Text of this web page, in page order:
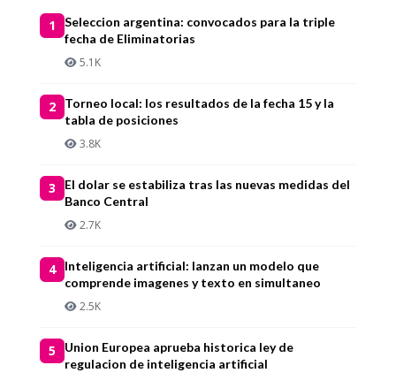
1
Seleccion argentina: convocados para la triple
fecha de Eliminatorias
5.1K
2
Torneo local: los resultados de la fecha 15 y la
tabla de posiciones
3.8K
3
El dolar se estabiliza tras las nuevas medidas del
Banco Central
2.7K
4
Inteligencia artificial: lanzan un modelo que
comprende imagenes y texto en simultaneo
2.5K
5
Union Europea aprueba historica ley de
regulacion de inteligencia artificial